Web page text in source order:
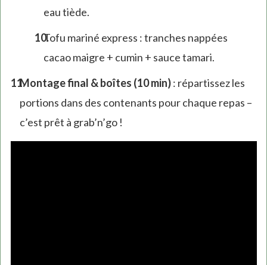
eau tiède.
Tofu mariné express : tranches nappées
cacao maigre + cumin + sauce tamari.
Montage final & boîtes (10 min): répartissez les
portions dans des contenants pour chaque repas –
c’est prêt à grab’n’go !